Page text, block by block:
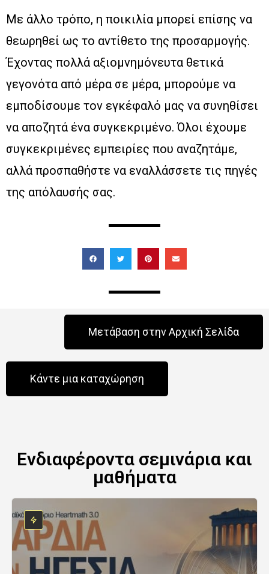
Με άλλο τρόπο, η ποικιλία μπορεί επίσης να
θεωρηθεί ως το αντίθετο της προσαρμογής.
Έχοντας πολλά αξιομνημόνευτα θετικά
γεγονότα από μέρα σε μέρα, μπορούμε να
εμποδίσουμε τον εγκέφαλό μας να συνηθίσει
να αποζητά ένα συγκεκριμένο. Όλοι έχουμε
συγκεκριμένες εμπειρίες που αναζητάμε,
αλλά προσπαθήστε να εναλλάσσετε τις πηγές
της απόλαυσής σας.
Μετάβαση στην Αρχική Σελίδα
Κάντε μια καταχώρηση
Ενδιαφέροντα σεμινάρια και
μαθήματα